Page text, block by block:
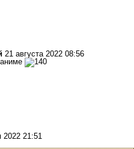
21 августа 2022 08:56
2022 21:51